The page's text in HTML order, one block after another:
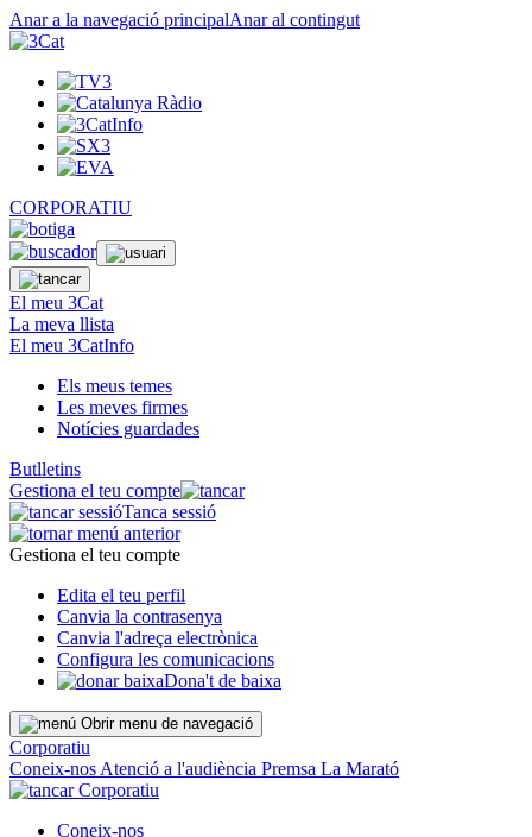
Anar a la navegació principalAnar al contingut
CORPORATIU
El meu 3Cat
La meva llista
El meu 3CatInfo
Els meus temes
Les meves firmes
Notícies guardades
Butlletins
Gestiona el teu compte
Tanca sessió
Gestiona el teu compte
Edita el teu perfil
Canvia la contrasenya
Canvia l'adreça electrònica
Configura les comunicacions
Dona't de baixa
Obrir menu de navegació
Corporatiu
Coneix-nos Atenció a l'audiència Premsa La Marató
Corporatiu
Coneix-nos